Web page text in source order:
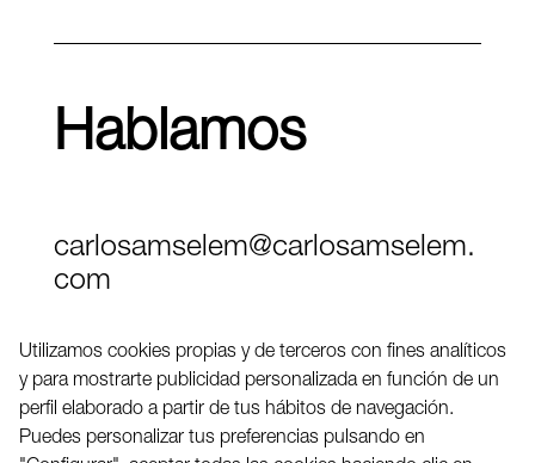
Hablamos
carlosamselem@carlosamselem.
com
Twitter
LinkedIN
Utilizamos cookies propias y de terceros con fines analíticos
y para mostrarte publicidad personalizada en función de un
perfil elaborado a partir de tus hábitos de navegación.
Puedes personalizar tus preferencias pulsando en